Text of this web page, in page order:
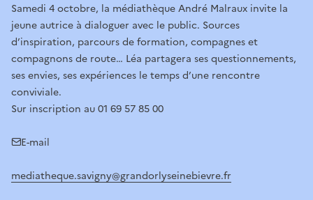
Samedi 4 octobre, la médiathèque André Malraux invite la
jeune autrice à dialoguer avec le public. Sources
d’inspiration, parcours de formation, compagnes et
compagnons de route… Léa partagera ses questionnements,
ses envies, ses expériences le temps d’une rencontre
conviviale.
Sur inscription au 01 69 57 85 00
E-mail
mediatheque.savigny@grandorlyseinebievre.fr